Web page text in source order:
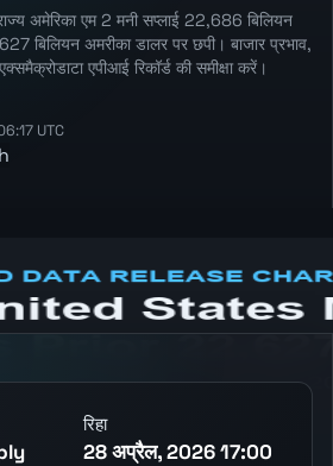
अमेरिका एम 2 मनी सप्लाई 22,686 बिलियन
बिलियन अमरीका डालर पर छपी। बाजार प्रभाव,
एपीआई रिकॉर्ड की समीक्षा करें।
UTC
context.
रिहा
28 अप्रैल, 2026 17:00